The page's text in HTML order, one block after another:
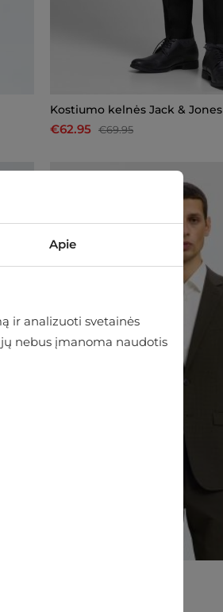
Kostiumo kelnės Jack & Jones
€62.95 €69.95
Apie
ir analizuoti svetainės
nebus įmanoma naudotis